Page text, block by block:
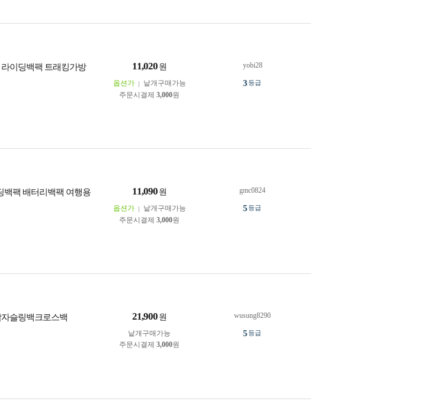
이딩백팩 트래킹가방 11,020 원
옵션가
낱개구매가능
주문시결제 3,000원
yobi28
3등급
백팩 배터리백팩 여행용
11,090 원
옵션가
낱개구매가능
주문시결제 3,000원
gmc0824
5등급
슬링백크로스백 21,900 원
낱개구매가능
주문시결제 3,000원
wusung8290
5등급